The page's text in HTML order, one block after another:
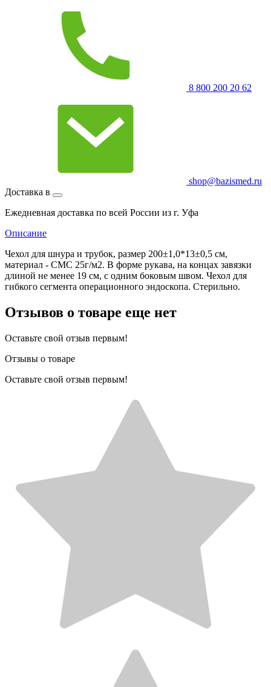
8 800 200 20 62
shop@bazismed.ru
Доставка в
Ежедневная доставка по всей России из г. Уфа
Описание
Чехол для шнура и трубок, размер 200±1,0*13±0,5 см,
материал - СМС 25г/м2. В форме рукава, на концах завязки
длиной не менее 19 см, с одним боковым швом. Чехол для
гибкого сегмента операционного эндоскопа. Стерильно.
Отзывов о товаре еще нет
Оставьте свой отзыв первым!
Отзывы о товаре
Оставьте свой отзыв первым!